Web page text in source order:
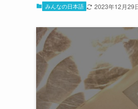
みんなの日本語 2023年12月29